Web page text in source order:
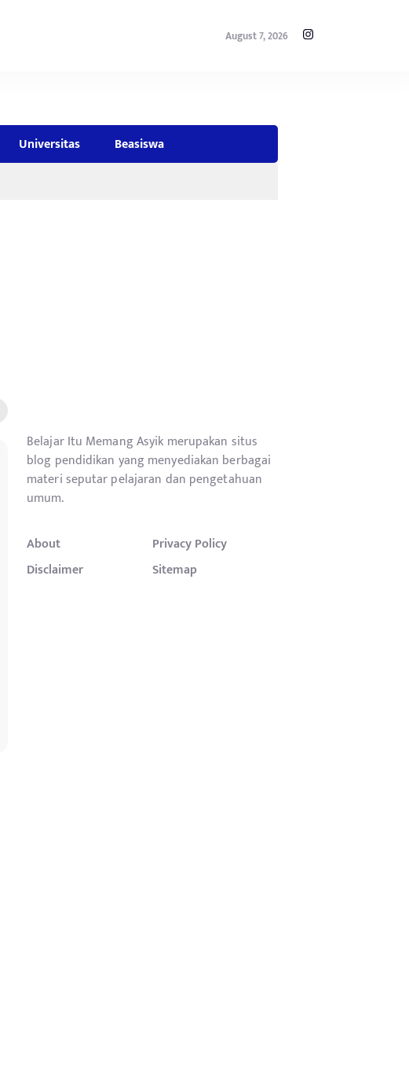
August 7, 2026
Universitas
Beasiswa
Belajar Itu Memang Asyik merupakan situs
blog pendidikan yang menyediakan berbagai
materi seputar pelajaran dan pengetahuan
umum.
About
Privacy Policy
Disclaimer
Sitemap